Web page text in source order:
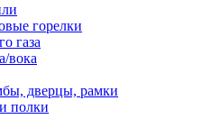
горелки
газа
вока
дверцы, рамки
полки